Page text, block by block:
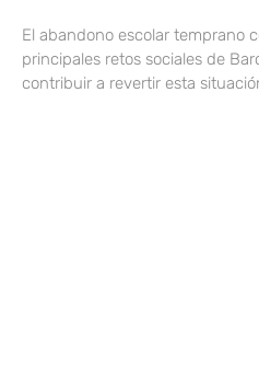
El abandono escolar temprano
principales retos sociales de
contribuir a revertir esta